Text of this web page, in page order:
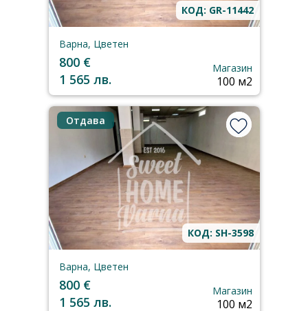
КОД: GR-11442
Варна, Цветен
800 €
1 565 лв.
Магазин
100 м2
Отдава
КОД: SH-3598
Варна, Цветен
800 €
1 565 лв.
Магазин
100 м2